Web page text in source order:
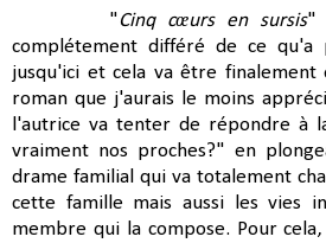
"Cinq cœurs en sursis"
complétement différé de ce qu'a
jusqu'ici et cela va être
roman que j'aurais le moins
l'autrice va tenter de répondre à
vraiment nos proches?" en
drame familial qui va totalement
cette famille mais aussi les vies
membre qui la compose. Pour